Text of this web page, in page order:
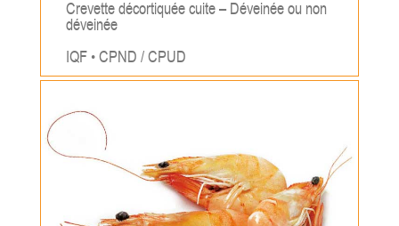
Crevette décortiquée cuite – Déveinée ou non
déveinée
IQF • CPND / CPUD
;